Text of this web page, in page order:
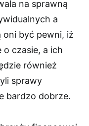
na sprawną
a
być pewni, iż
czasie, a ich
również
sprawy
bardzo dobrze.